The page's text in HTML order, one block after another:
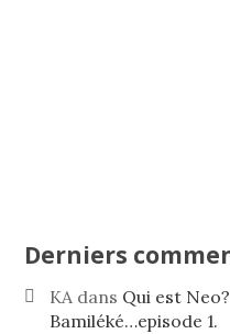
Derniers
KAdans Qui est
Bamiléké…episode 1.